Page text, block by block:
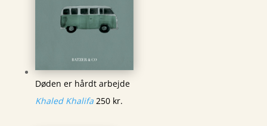
Døden er hårdt arbejde
Khaled Khalifa 250 kr.